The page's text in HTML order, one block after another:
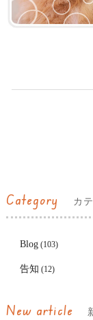
Category カ
Blog(103)
告知 (12)
New article